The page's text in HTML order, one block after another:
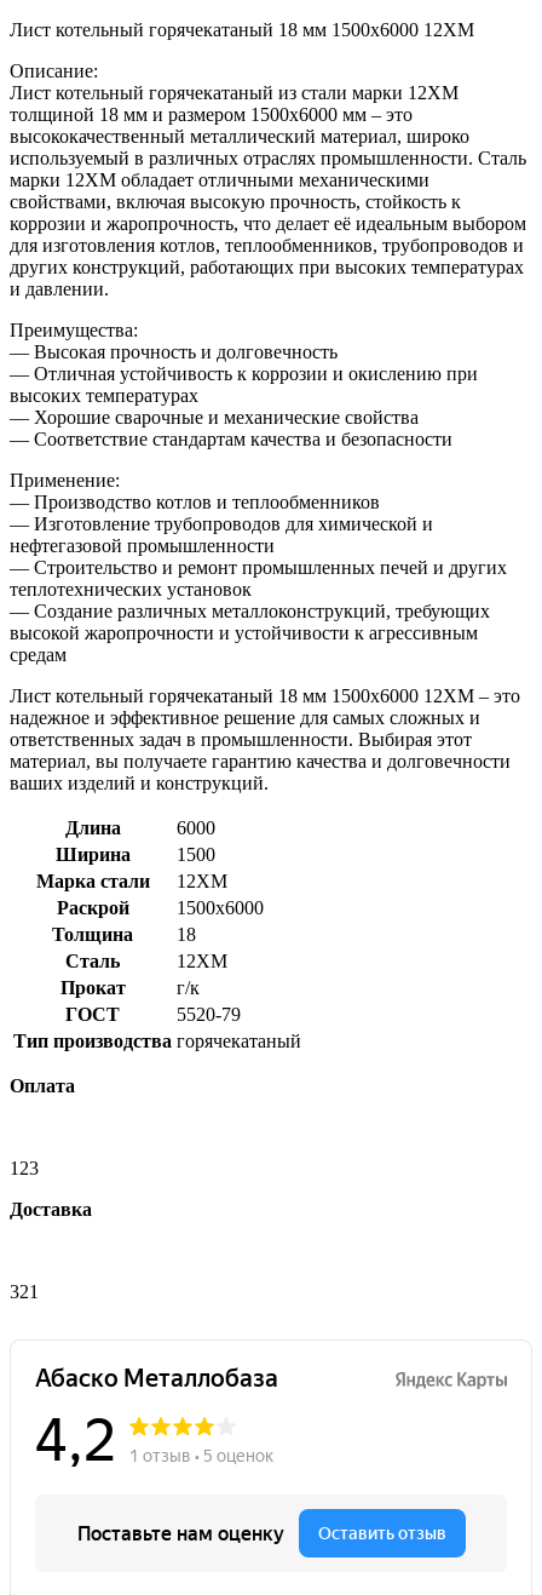
Лист котельный горячекатаный 18 мм 1500х6000 12ХМ
Описание:
Лист котельный горячекатаный из стали марки 12ХМ
толщиной 18 мм и размером 1500х6000 мм – это
высококачественный металлический материал, широко
используемый в различных отраслях промышленности. Сталь
марки 12ХМ обладает отличными механическими
свойствами, включая высокую прочность, стойкость к
коррозии и жаропрочность, что делает её идеальным выбором
для изготовления котлов, теплообменников, трубопроводов и
других конструкций, работающих при высоких температурах
и давлении.
Преимущества:
— Высокая прочность и долговечность
— Отличная устойчивость к коррозии и окислению при
высоких температурах
— Хорошие сварочные и механические свойства
— Соответствие стандартам качества и безопасности
Применение:
— Производство котлов и теплообменников
— Изготовление трубопроводов для химической и
нефтегазовой промышленности
— Строительство и ремонт промышленных печей и других
теплотехнических установок
— Создание различных металлоконструкций, требующих
высокой жаропрочности и устойчивости к агрессивным
средам
Лист котельный горячекатаный 18 мм 1500х6000 12ХМ – это
надежное и эффективное решение для самых сложных и
ответственных задач в промышленности. Выбирая этот
материал, вы получаете гарантию качества и долговечности
ваших изделий и конструкций.
Длина
6000
Ширина
1500
Марка стали
12ХМ
Раскрой
1500х6000
Толщина
18
Сталь
12ХМ
Прокат
г/к
ГОСТ
5520-79
Тип производства горячекатаный
Оплата
123
Доставка
321